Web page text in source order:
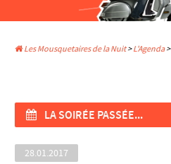
Les Mousquetaires de la Nuit>L'Agenda>
LA SOIRÉE PASSÉE...
28.01.2017